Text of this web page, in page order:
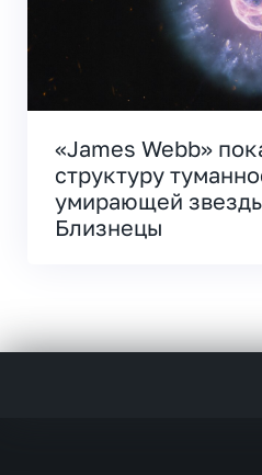
«James Webb»
структуру
умирающей
Близнецы